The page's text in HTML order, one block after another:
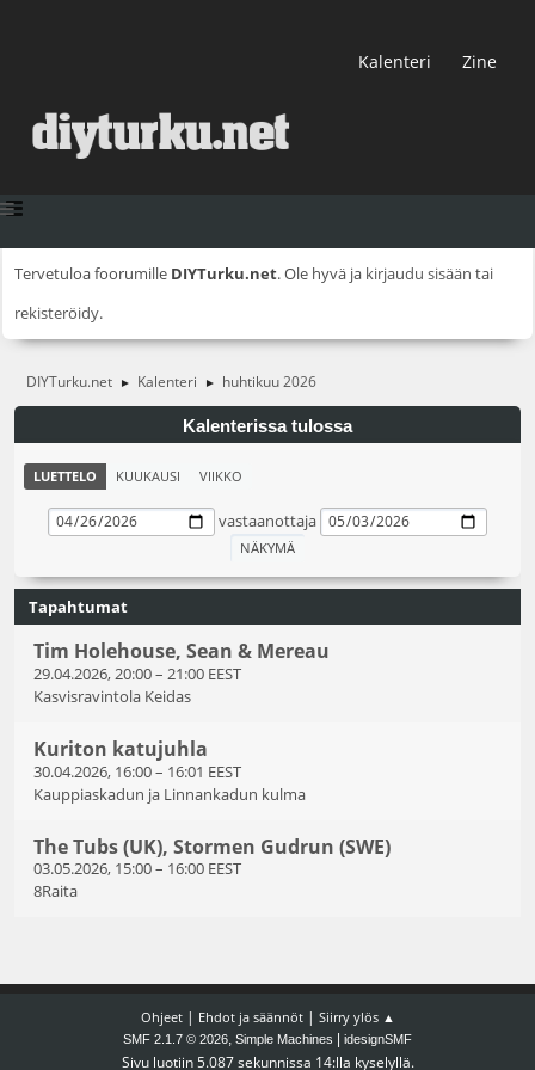
Kalenteri Zine
Tervetuloa foorumille DIYTurku.net. Ole hyvä ja kirjaudu sisään tai
rekisteröidy.
DIYTurku.net ► Kalenteri ► huhtikuu 2026
Kalenterissa tulossa
LUETTELO KUUKAUSI VIIKKO
vastaanottaja
Tapahtumat
Tim Holehouse, Sean & Mereau
29.04.2026, 20:00– 21:00 EEST
Kasvisravintola Keidas
Kuriton katujuhla
30.04.2026, 16:00– 16:01 EEST
Kauppiaskadun ja Linnankadun kulma
The Tubs (UK), Stormen Gudrun (SWE)
03.05.2026, 15:00– 16:00 EEST
8Raita
Ohjeet| Ehdot ja säännöt| Siirry ylös ▲
SMF 2.1.7 © 2026, Simple Machines idesignSMF
Sivu luotiin 5.087 sekunnissa 14:lla kyselyllä.